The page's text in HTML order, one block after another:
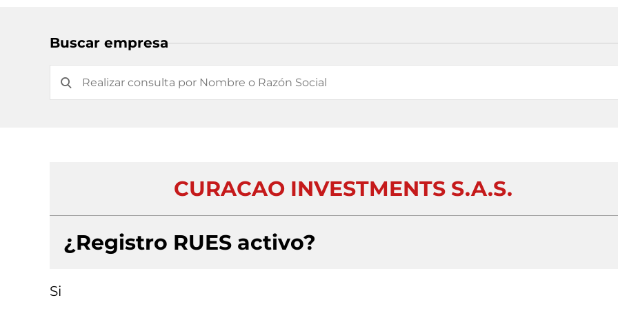
Buscar empresa
CURACAO INVESTMENTS S.A.S.
¿Registro RUES activo?
Si